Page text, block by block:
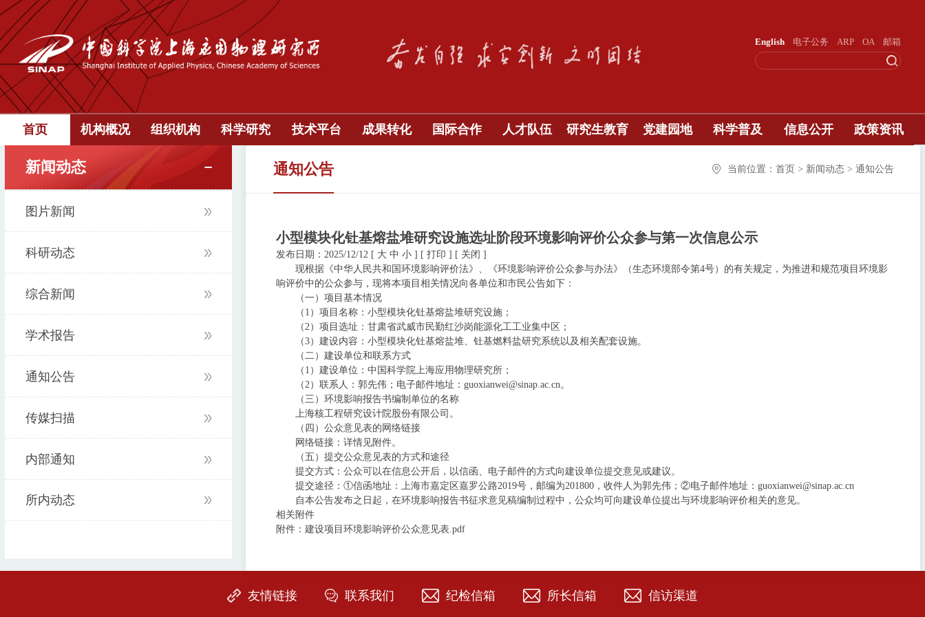
English 电子公务 ARP OA 邮箱
首页 机构概况 组织机构 科学研究 技术平台 成果转化 国际合作 人才队伍 研究生教育 党建园地 科学普及 信息公开 政策资讯
新闻动态
图片新闻
科研动态
综合新闻
学术报告
通知公告
传媒扫描
内部通知
所内动态
通知公告 当前位置：首页 > 新闻动态 > 通知公告
小型模块化钍基熔盐堆研究设施选址阶段环境影响评价公众参与第一次信息公示
发布日期：2025/12/12 [ 大 中 小 ] [ 打印 ] [ 关闭 ]
现根据《中华人民共和国环境影响评价法》、《环境影响评价公众参与办法》（生态环境部令第4号）的有关规定，为推进和规范项目环境影
响评价中的公众参与，现将本项目相关情况向各单位和市民公告如下：
（一）项目基本情况
（1）项目名称：小型模块化钍基熔盐堆研究设施；
（2）项目选址：甘肃省武威市民勤红沙岗能源化工工业集中区；
（3）建设内容：小型模块化钍基熔盐堆、钍基燃料盐研究系统以及相关配套设施。
（二）建设单位和联系方式
（1）建设单位：中国科学院上海应用物理研究所；
（2）联系人：郭先伟；电子邮件地址：guoxianwei@sinap.ac.cn。
（三）环境影响报告书编制单位的名称
上海核工程研究设计院股份有限公司。
（四）公众意见表的网络链接
网络链接：详情见附件。
（五）提交公众意见表的方式和途径
提交方式：公众可以在信息公开后，以信函、电子邮件的方式向建设单位提交意见或建议。
提交途径：①信函地址：上海市嘉定区嘉罗公路2019号，邮编为201800，收件人为郭先伟；②电子邮件地址：guoxianwei@sinap.ac.cn
自本公告发布之日起，在环境影响报告书征求意见稿编制过程中，公众均可向建设单位提出与环境影响评价相关的意见。
相关附件
附件：建设项目环境影响评价公众意见表.pdf
友情链接 联系我们 纪检信箱 所长信箱 信访渠道